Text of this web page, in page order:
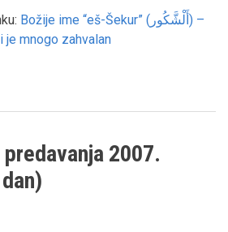
Božije ime “eš-Šekur” (أَلْشَّكُور) –
je mnogo zahvalan
2007.